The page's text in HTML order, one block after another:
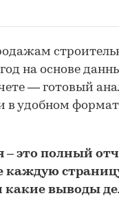
на основе
— готовый
в удобном
– это полный
каждую стр
выводы